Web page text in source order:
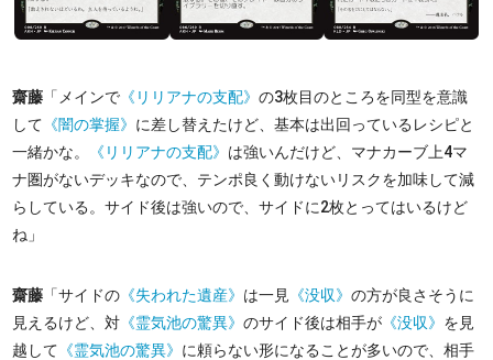
齋藤 「メインで 《リリアナの支配》の3枚目のところを同型を意識
して 《闇の掌握》 に差し替えたけど、基本は出回っているレシピと
一緒かな。
《リリアナの支配》 は強いんだけど、マナカーブ上4マ
ナ圏がないデッキなので、テンポ良く動けないリスクを加味して減
らしている。サイド後は強いので、サイドに2枚とってはいるけど
ね」
齋藤 「サイドの 《失われた遺産》 は一見 《没収》の方が良さそうに
見えるけど、対 《霊気池の驚異》のサイド後は相手が 《没収》 を見
越して 《霊気池の驚異》 に頼らない形になることが多いので、相手